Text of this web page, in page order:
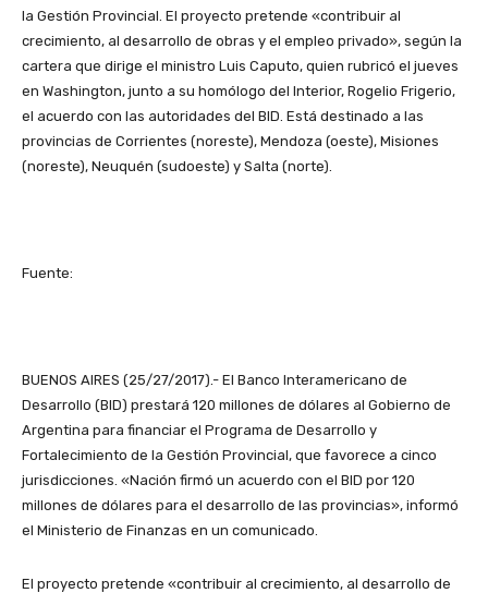
la Gestión Provincial. El proyecto pretende «contribuir al
crecimiento, al desarrollo de obras y el empleo privado», según la
cartera que dirige el ministro Luis Caputo, quien rubricó el jueves
en Washington, junto a su homólogo del Interior, Rogelio Frigerio,
el acuerdo con las autoridades del BID. Está destinado a las
provincias de Corrientes (noreste), Mendoza (oeste), Misiones
(noreste), Neuquén (sudoeste) y Salta (norte).
Fuente:
BUENOS AIRES (25/27/2017).- El Banco Interamericano de
Desarrollo (BID) prestará 120 millones de dólares al Gobierno de
Argentina para financiar el Programa de Desarrollo y
Fortalecimiento de la Gestión Provincial, que favorece a cinco
jurisdicciones. «Nación firmó un acuerdo con el BID por 120
millones de dólares para el desarrollo de las provincias», informó
el Ministerio de Finanzas en un comunicado.
El proyecto pretende «contribuir al crecimiento, al desarrollo de